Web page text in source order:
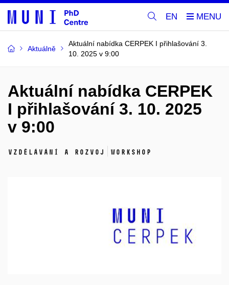
EN
Aktuálně
Aktuální nabídka CERPEK I přihlašování 3.
10. 2025 v 9:00
Aktuální nabídka CERPEK
I přihlašování 3. 10. 2025
v 9:00
Vzdělávání a rozvoj Workshop